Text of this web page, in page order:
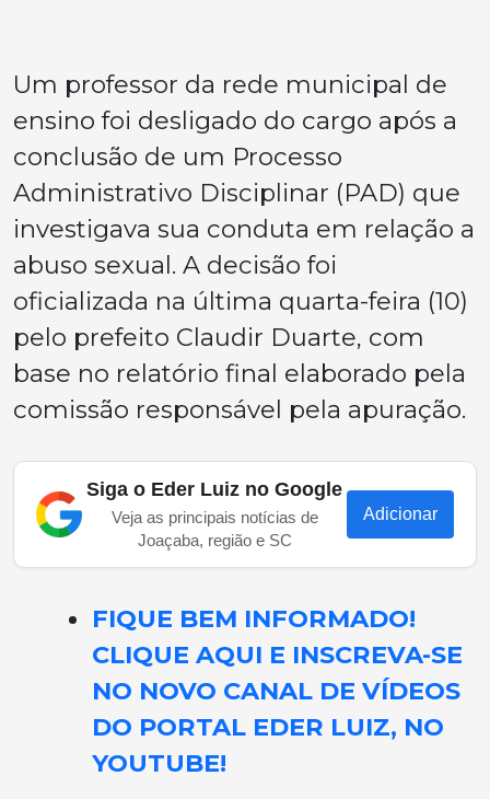
Um professor da rede municipal de
ensino foi desligado do cargo após a
conclusão de um Processo
Administrativo Disciplinar (PAD) que
investigava sua conduta em relação a
abuso sexual. A decisão foi
oficializada na última quarta-feira (10)
pelo prefeito Claudir Duarte, com
base no relatório final elaborado pela
comissão responsável pela apuração.
Siga o Eder Luiz no Google
Veja as principais notícias de
Joaçaba, região e SC
Adicionar
FIQUE BEM INFORMADO!
CLIQUE AQUI E INSCREVA-SE
NO NOVO CANAL DE VÍDEOS
DO PORTAL EDER LUIZ, NO
YOUTUBE!